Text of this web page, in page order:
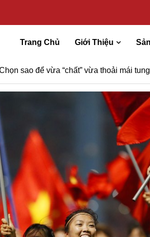
Trang Chủ Giới Thiệu
sao để vừa “chất” vừa thoải mái